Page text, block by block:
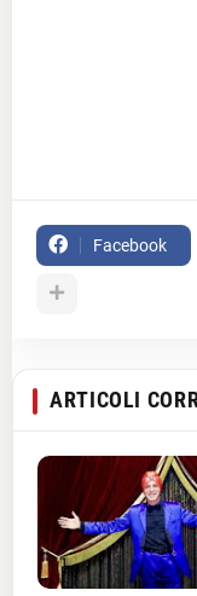
Facebook
ARTICOLI